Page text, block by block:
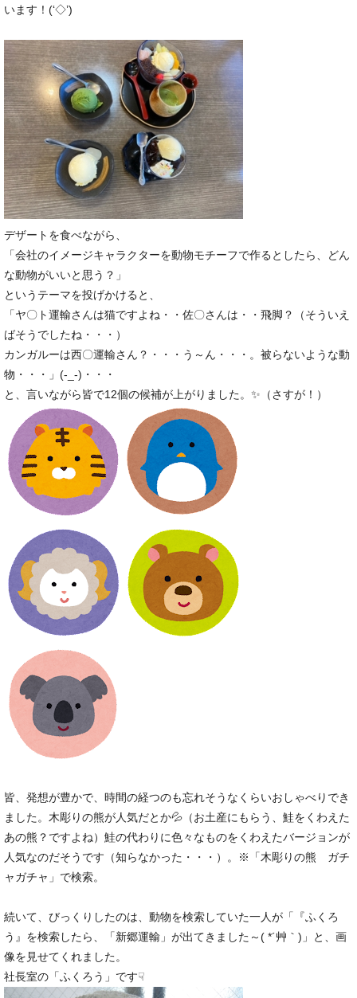
います！(‘◇’)ゞ
デザートを食べながら、
「会社のイメージキャラクターを動物モチーフで作るとしたら、どん
な動物がいいと思う？」
というテーマを投げかけると、
「ヤ〇ト運輸さんは猫ですよね・・佐〇さんは・・飛脚？（そういえ
ばそうでしたね・・・）
カンガルーは西〇運輸さん？・・・う～ん・・・。被らないような動
物・・・」(-_-)・・・
と、言いながら皆で12個の候補が上がりました。✨（さすが！）
皆、発想が豊かで、時間の経つのも忘れそうなくらいおしゃべりでき
ました。木彫りの熊が人気だとか💦（お土産にもらう、鮭をくわえた
あの熊？ですよね）鮭の代わりに色々なものをくわえたバージョンが
人気なのだそうです（知らなかった・・・）。※「木彫りの熊 ガチ
ャガチャ」で検索。
続いて、びっくりしたのは、動物を検索していた一人が「『ふくろ
う』を検索したら、「新郷運輸」が出てきました～( *´艸｀)」と、画
像を見せてくれました。
社長室の「ふくろう」です☟